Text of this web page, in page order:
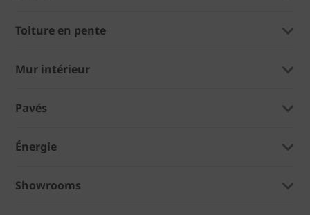
Toiture en pente
Mur intérieur
Pavés
Énergie
Showrooms